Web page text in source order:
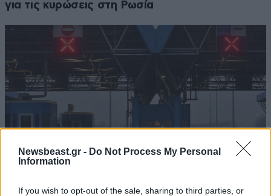
Newsbeast.gr - Do Not Process My Personal
Information
If you wish to opt-out of the sale, sharing to third parties, or
για τις κυρώσεις στη Ρωσία